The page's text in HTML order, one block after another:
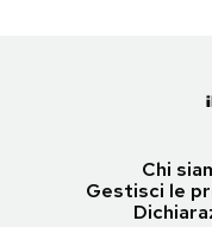
Chi
Gestisci le